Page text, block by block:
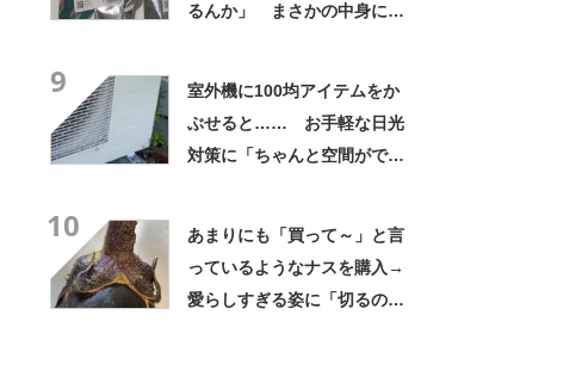
るんか」 まさかの中身に
9
室外機に100均アイテムをか
ぶせると…… お手軽な日光
対策に「ちゃんと空間ができ
10
あまりにも「買って～」と言
っているようなナスを購入→
愛らしすぎる姿に「切るのが